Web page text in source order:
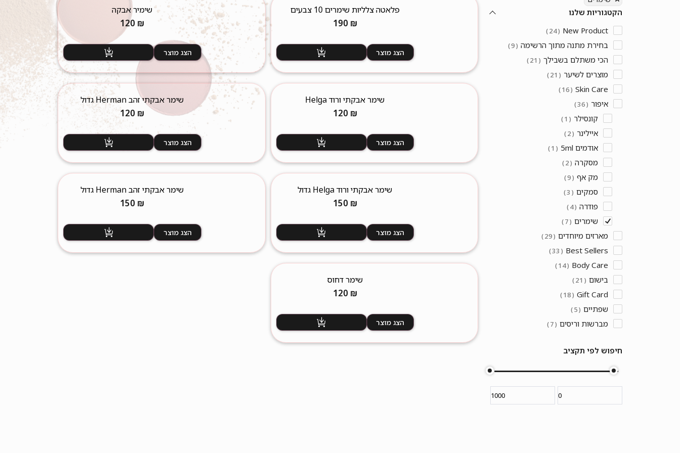
הקטגוריות שלנו
New Product
24
בחירת מתנה מתוך הרשימה 9
הכי משתלם בשבילך 21
מוצרים לשיער 21
Skin Care
16
איפור 36
קונסילר 1
איילינר 2
אודמים 5ml 1
מסקרה 2
מק אף 9
סמקים 3
פודרה 4
שימרים 7
מארזים מיוחדים 29
Best Sellers
33
Body Care
14
בישום 21
Gift Card
18
שפתיים 5
מברשות וריסים 7
חיפוש לפי תקציב
פלאטה צלליות שימרים 10 צבעים
190 ₪
הצג מוצר
שימיר אבקה
120 ₪
הצג מוצר
שימר אבקתי ורוד Helga
120 ₪
הצג מוצר
שימר אבקתי זהב Herman גדול
120 ₪
הצג מוצר
שימר אבקתי ורוד Helga גדול
150 ₪
הצג מוצר
שימר אבקתי זהב Herman גדול
150 ₪
הצג מוצר
שימר דחוס
120 ₪
הצג מוצר